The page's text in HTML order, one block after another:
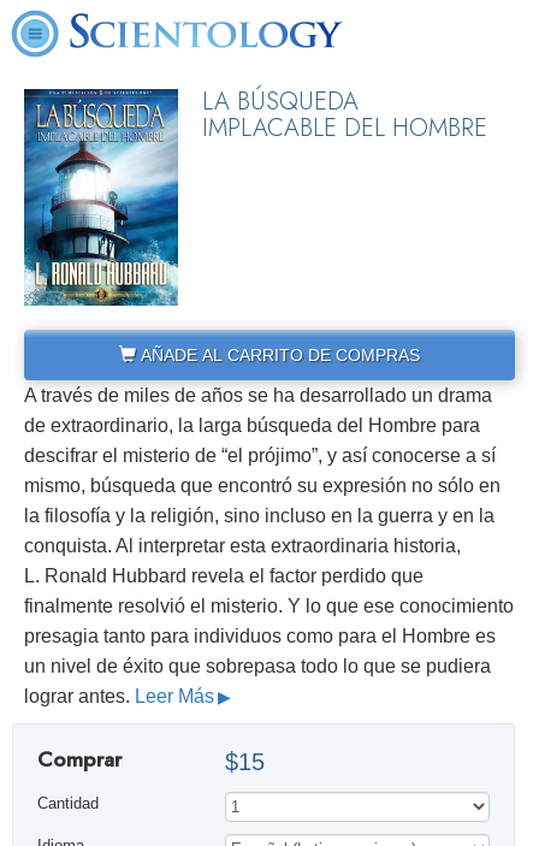
LA BÚSQUEDA
IMPLACABLE DEL HOMBRE
AÑADE AL CARRITO DE COMPRAS
A través de miles de años se ha desarrollado un drama
de extraordinario, la larga búsqueda del Hombre para
descifrar el misterio de “el prójimo”, y así conocerse a sí
mismo, búsqueda que encontró su expresión no sólo en
la filosofía y la religión, sino incluso en la guerra y en la
conquista. Al interpretar esta extraordinaria historia,
L. Ronald Hubbard revela el factor perdido que
finalmente resolvió el misterio. Y lo que ese conocimiento
presagia tanto para individuos como para el Hombre es
un nivel de éxito que sobrepasa todo lo que se pudiera
lograr antes. Leer Más
Comprar $15
Cantidad